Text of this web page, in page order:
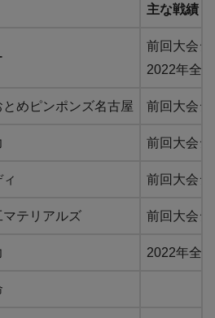
主な戦績・
前回大会
2022年全
とめピンポンズ名古屋 前回大会
前回大会
前回大会
マテリアルズ 前回大会
2022年全